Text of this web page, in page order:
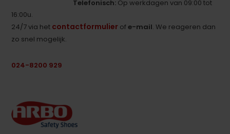
Telefonisch: Op werkdagen van 09:00 tot
16:00u.
24/7 via het contactformulier ofe-mail. We reageren dan
zo snel mogelijk.
024-8200 929